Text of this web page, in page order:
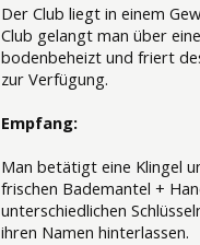
Der Club liegt in einem
Club gelangt man über
bodenbeheizt und friert
zur Verfügung.
Empfang:
Man betätigt eine Klingel
frischen Bademantel +
unterschiedlichen
ihren Namen hinterlassen.